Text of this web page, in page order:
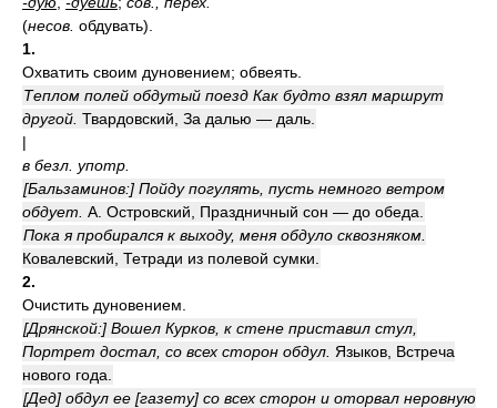
(несов. обдувать).
1.
Охватить своим дуновением; обвеять.
Теплом полей обдутый поезд Как будто взял маршрут
другой. Твардовский, За далью — даль.
|
в безл. употр.
[Бальзаминов:] Пойду погулять, пусть немного ветром
обдует. А. Островский, Праздничный сон — до обеда.
Пока я пробирался к выходу, меня обдуло сквозняком.
Ковалевский, Тетради из полевой сумки.
2.
Очистить дуновением.
[Дрянской:] Вошел Курков, к стене приставил стул,
Портрет достал, со всех сторон обдул. Языков, Встреча
нового года.
[Дед] обдул ее [газету] со всех сторон и оторвал неровную